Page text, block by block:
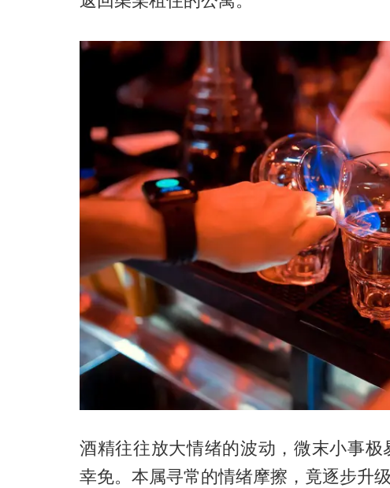
酒精往往放大情绪的波动，微末小事
幸免。本属寻常的情绪摩擦，竟逐步升